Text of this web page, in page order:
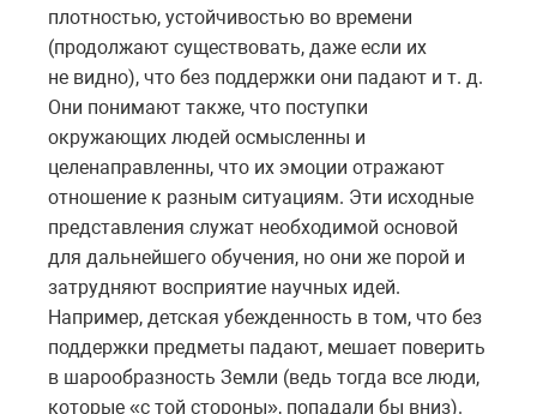
плотностью, устойчивостью во времени
(продолжают существовать, даже если их
не видно), что без поддержки они падают и т. д.
Они понимают также, что поступки
окружающих людей осмысленны и
целенаправленны, что их эмоции отражают
отношение к разным ситуациям. Эти исходные
представления служат необходимой основой
для дальнейшего обучения, но они же порой и
затрудняют восприятие научных идей.
Например, детская убежденность в том, что без
поддержки предметы падают, мешает поверить
в шарообразность Земли (ведь тогда все люди,
которые «с той стороны», попадали бы вниз).